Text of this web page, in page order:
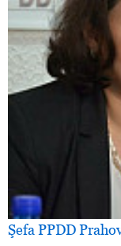
Şefa PPDD